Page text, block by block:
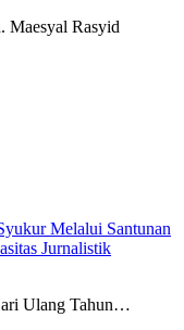
Rasyid
Melalui Santunan
Jurnalistik
Ulang Tahun…